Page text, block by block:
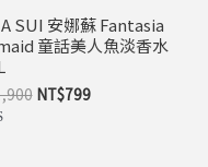
SUI 安娜蘇 Fantasia
童話美人魚淡香水
NT$1,900。
NT$799
NT$799。